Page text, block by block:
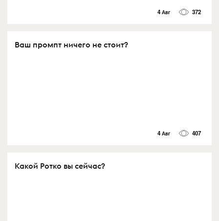
4 Авг 372
Ваш промпт ничего не стоит?
4 Авг 407
Какой Ротко вы сейчас?